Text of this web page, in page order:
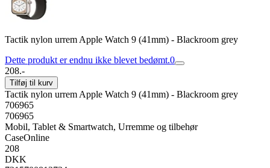
Tactik nylon urrem Apple Watch 9 (41mm) - Blackroom grey
Dette produkt er endnu ikke blevet bedømt.0
208.-
Tilføj til kurv
Tactik nylon urrem Apple Watch 9 (41mm) - Blackroom grey
706965
706965
Mobil, Tablet & Smartwatch, Urremme og tilbehør
CaseOnline
208
DKK